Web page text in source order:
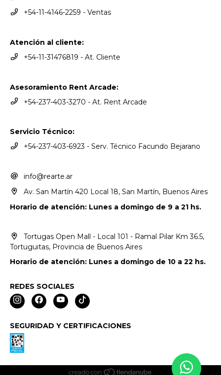
+54-11-4146-2259 - Ventas
Atención al cliente:
+54-11-31476819 - At. Cliente
Asesoramiento Rent Arcade:
+54-237-403-3270 - At. Rent Arcade
Servicio Técnico:
+54-237-403-6923 - Serv. Técnico Facundo Bejarano
info@rearte.ar
Av. San Martín 420 Local 18, San Martín, Buenos Aires
Horario de atención: Lunes a domingo de 9 a 21 hs.
Tortugas Open Mall - Local 101 - Ramal Pilar Km 36.5,
Tortuguitas, Provincia de Buenos Aires
Horario de atención: Lunes a domingo de 10 a 22 hs.
REDES SOCIALES
SEGURIDAD Y CERTIFICACIONES